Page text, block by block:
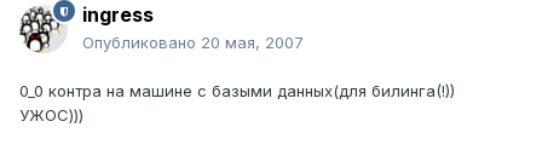
ingress
Опубликовано 20 мая, 2007
0_0 контра на машине с базыми данных(для билинга(!))
УЖОС)))